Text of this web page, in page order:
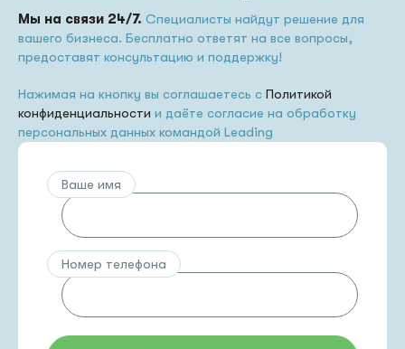
Мы на связи 24/7. Специалисты найдут решение для
вашего бизнеса. Бесплатно ответят на все вопросы,
предоставят консультацию и поддержку!
Нажимая на кнопку вы соглашаетесь с Политикой
конфиденциальности и даёте согласие на обработку
персональных данных командой Leading
Ваше имя
Номер телефона